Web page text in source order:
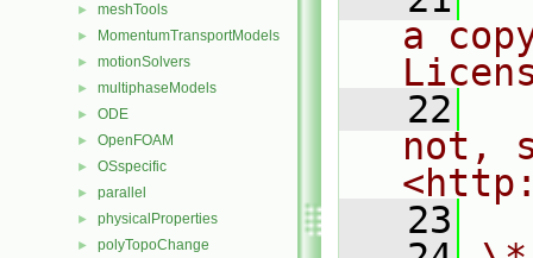
► meshTools
► MomentumTransportModels
► motionSolvers
► multiphaseModels
► ODE
► OpenFOAM
► OSspecific
► parallel
► physicalProperties
► polyTopoChange
a
   22
not,
   23